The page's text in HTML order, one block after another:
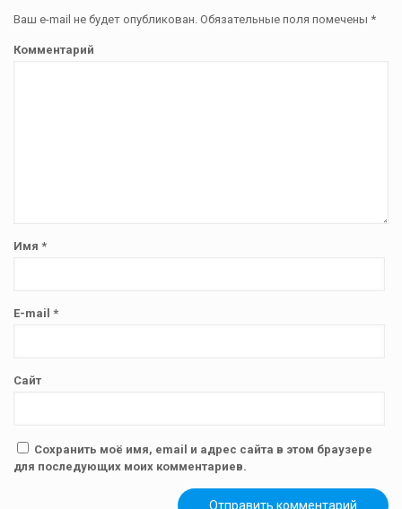
Ваш e-mail не будет опубликован. Обязательные поля помечены *
Комментарий
Имя *
E-mail *
Сайт
Сохранить моё имя, email и адрес сайта в этом браузере
для последующих моих комментариев.